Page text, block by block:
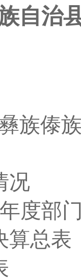
自治
族傣
况
度部
算总表